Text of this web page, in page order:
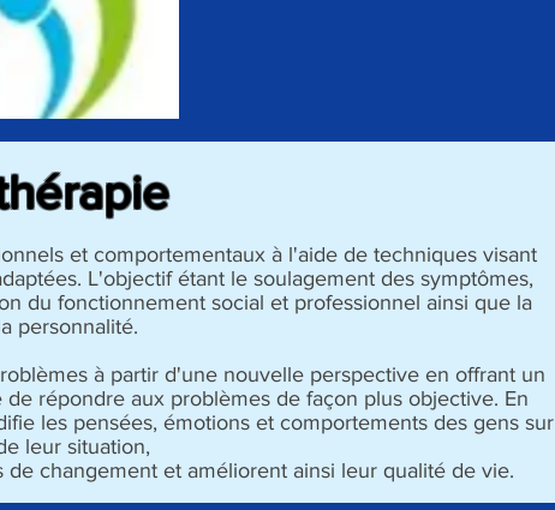
Longueuil
et comportementaux à l'aide de techniques visant
L'objectif étant le soulagement des symptômes,
du fonctionnement social et professionnel ainsi que la
personnalité.
à partir d'une nouvelle perspective en offrant un
répondre aux problèmes de façon plus objective. En
les pensées, émotions et comportements des gens sur
leur situation,
changement et améliorent ainsi leur qualité de vie.